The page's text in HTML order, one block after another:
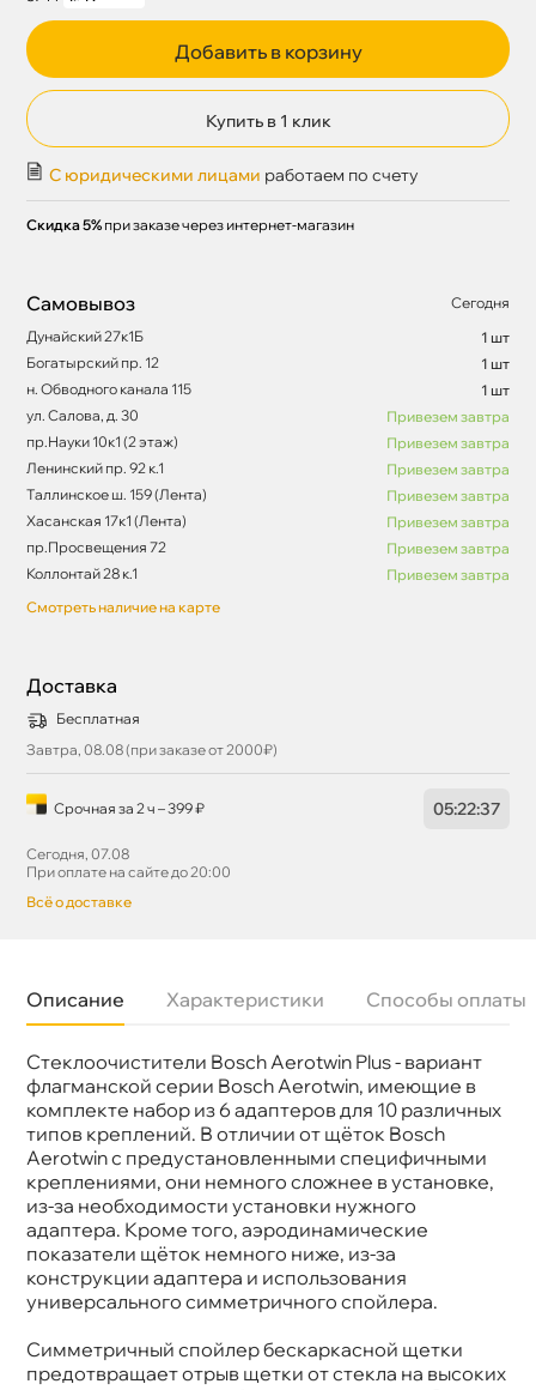
Добавить в корзину
Купить в 1 клик
С юридическими лицами работаем по счету
Скидка 5% при заказе через интернет-магазин
Самовывоз
Сегодня
Дунайский 27к1Б
1 шт
Богатырский пр. 12
1 шт
н. Обводного канала 115
1 шт
ул. Салова, д. 30
Привезем завтра
пр.Науки 10к1 (2 этаж)
Привезем завтра
Ленинский пр. 92 к.1
Привезем завтра
Таллинское ш. 159 (Лента)
Привезем завтра
Хасанская 17к1 (Лента)
Привезем завтра
пр.Просвещения 72
Привезем завтра
Коллонтай 28 к.1
Привезем завтра
Смотреть наличие на карте
Доставка
Бесплатная
Завтра, 08.08 (при заказе от 2000₽)
Срочная за 2 ч – 399 ₽ 05:22:36
Сегодня, 07.08
При оплате на сайте до 20:00
сё о доставке
Описание Характеристики Способы оплаты
Стеклоочистители Bosch Aerotwin Plus - вариант
флагманской серии Bosch Aerotwin, имеющие
комплекте набор из 6 адаптеров для 10 различных
типов креплений. В отличии от щёток Bosch
Aerotwin с предустановленными специфичными
креплениями, они немного сложнее в установке,
из-за необходимости установки нужного
адаптера. Кроме того, аэродинамические
показатели щёток немного ниже, из-за
конструкции адаптера и использования
универсального симметричного спойлера.
Симметричный спойлер бескаркасной щетки
предотвращает отрыв щетки от стекла на высоких
Бренд
BOSCH
Артикул
3 397 006 948
Длина 1, мм
530
Конструкция
Бескаркасная
Крепление
Side Pin 22mm/Pinch Tab/Push Button
19mm/Top lock